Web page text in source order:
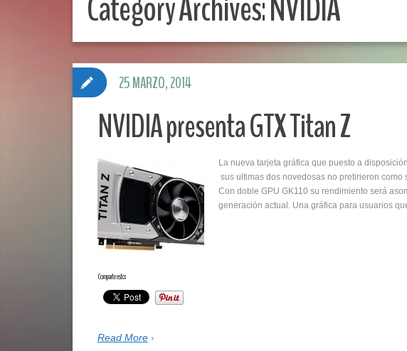
Category Archives:NVIDIA
NVIDIA presenta GTX Titan Z
La nueva tarjeta gráfica que puesto a
sus ultimas dos novedosas no pretirieron como
Con doble GPU GK110 su rendimiento será
generación actual. Una gráfica para usuarios
Comparte esto:
Read More
25 MARZO, 2014